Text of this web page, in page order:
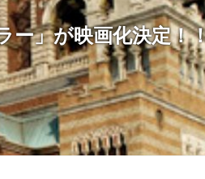
ー」が映画化決定！